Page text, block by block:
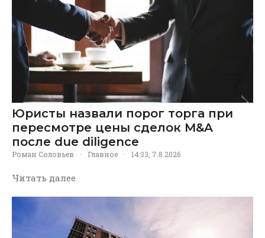
Юристы назвали порог торга при
пересмотре цены сделок M&A
после due diligence
Роман Соловьев · Главное · 14:33, 7.8.2026
Читать далее